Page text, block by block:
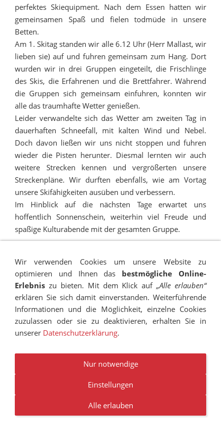
perfektes Skiequipment. Nach dem Essen hatten wir
gemeinsamen Spaß und fielen todmüde in unsere
Betten.
Am 1. Skitag standen wir alle 6.12 Uhr (Herr Mallast, wir
lieben sie) auf und fuhren gemeinsam zum Hang. Dort
wurden wir in drei Gruppen eingeteilt, die Frischlinge
des Skis, die Erfahrenen und die Brettfahrer. Während
die Gruppen sich gemeinsam einfuhren, konnten wir
alle das traumhafte Wetter genießen.
Leider verwandelte sich das Wetter am zweiten Tag in
dauerhaften Schneefall, mit kalten Wind und Nebel.
Doch davon ließen wir uns nicht stoppen und fuhren
wieder die Pisten herunter. Diesmal lernten wir auch
weitere Strecken kennen und vergrößerten unsere
Streckenpläne. Wir durften ebenfalls, wie am Vortag
unsere Skifähigkeiten ausüben und verbessern.
Im Hinblick auf die nächsten Tage erwartet uns
hoffentlich Sonnenschein, weiterhin viel Freude und
spaßige Kulturabende mit der gesamten Gruppe.
COOKIES
TRANSPARENZ
BESCHWERDEMANAGEMENT
NEWSLETTER STELLENANGEBOTE
© RUDOLF-HILDEBRAND-SCHULE MARKKLEEBERG 2001 -
2026
Wir verwenden Cookies um unsere Website zu
optimieren und Ihnen das bestmögliche Online-
Erlebnis zu bieten. Mit dem Klick auf„Alle erlauben“
erklären Sie sich damit einverstanden. Weiterführende
Informationen und die Möglichkeit, einzelne Cookies
zuzulassen oder sie zu deaktivieren, erhalten Sie in
unserer Datenschutzerklärung.
Nur notwendige
Einstellungen
Alle erlauben